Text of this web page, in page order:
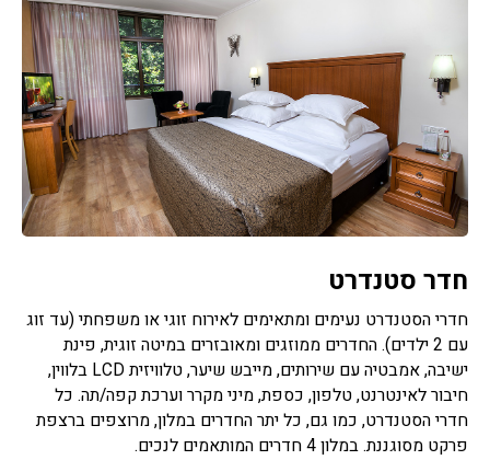
חדר סטנדרט
חדרי הסטנדרט נעימים ומתאימים לאירוח זוגי או משפחתי (עד זוג
עם 2 ילדים). החדרים ממוזגים ומאובזרים במיטה זוגית, פינת
ישיבה, אמבטיה עם שירותים, מייבש שיער, טלוויזית LCD בלווין,
חיבור לאינטרנט, טלפון, כספת, מיני מקרר וערכת קפה/תה. כל
חדרי הסטנדרט, כמו גם, כל יתר החדרים במלון, מרוצפים ברצפת
פרקט מסוגננת. במלון 4 חדרים המותאמים לנכים.